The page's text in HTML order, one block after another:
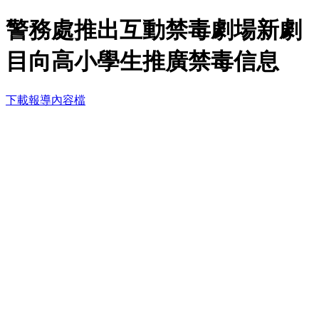
警務處推出互動禁毒劇場新劇
目向高小學生推廣禁毒信息
下載報導內容檔